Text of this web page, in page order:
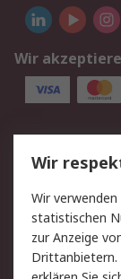
Wir
Service
Value
Hilfe
Rechtliches
Wir
Wir
statistischen
zur Anzeige
Drittanbietern.